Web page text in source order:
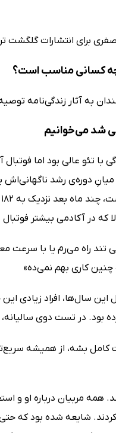
برای انتشارات گلگشت
کسانی مناسب است؟
به آثار زندگی‌نامه
شد می‌خوانیم
با تئو عالی بود اما
که در آکادمی بیشتر
تند راه می‌رم یا با
چنین کاری بهم نمی‌ده»
سال‌ها، افراد زیادی این
بود. در تست دوی
بشه، از همیشه
همه مربیان درباره او و
شایعه شده بود که حتی